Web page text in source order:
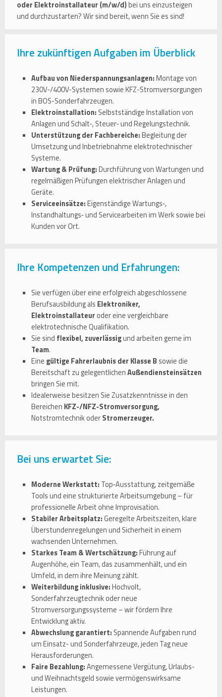
oder Elektroinstallateur (m/w/d)bei uns einzusteigen
und durchzustarten? Wir sind bereit, wenn Sie es sind!
Ihre zukünftigen Aufgaben im Überblick
Aufbau von Niederspannungsanlagen:Montage von
230V-/400V-Systemen sowie KFZ-Stromversorgungen
in BOS-Sonderfahrzeugen.
Elektroinstallation: Selbstständige Installation von
Anlagen und Schalt‑, Steuer‑ und Regelungstechnik.
Unterstützung der Fachbereiche:Begleitung der
Umsetzung und Inbetriebnahme elektrotechnischer
Systeme.
Wartung & Prüfung:Durchführung von Wartungen und
regelmäßigen Prüfungen elektrischer Anlagen und
Geräte.
Serviceeinsätze:Eigenständige Wartungs‑,
Instandhaltungs‑ und Servicearbeiten im Werk sowie bei
Kunden vor Ort.
Ihre Kompetenzen und Erfahrungen:
Sie verfügen über eine erfolgreich abgeschlossene
Berufsausbildung als Elektroniker,
Elektroinstallateur oder eine vergleichbare
elektrotechnische Qualifikation.
Sie sind flexibel, zuverlässigund arbeiten gerne im
Team.
Eine gültige Fahrerlaubnis der Klasse B sowie die
Bereitschaft zu gelegentlichenAußendiensteinsätzen
bringen Sie mit.
Idealerweise besitzen Sie Zusatzkenntnisse in den
Bereichen KFZ-/NFZ-Stromversorgung,
Notstromtechnik oderStromerzeuger.
Bei uns erwartet Sie:
Moderne Werkstatt: Top‑Ausstattung, zeitgemäße
Tools und eine strukturierte Arbeitsumgebung – für
professionelle Arbeit ohne Improvisation.
Stabiler Arbeitsplatz:Geregelte Arbeitszeiten, klare
Überstundenregelungen und Sicherheit in einem
wachsenden Unternehmen.
Starkes Team & Wertschätzung:Führung auf
Augenhöhe, ein Team, das zusammenhält, und ein
Umfeld, in dem ihre Meinung zählt.
Weiterbildung inklusive:Hochvolt,
Sonderfahrzeugtechnik oder neue
Stromversorgungssysteme – wir fördern Ihre
Entwicklung aktiv.
Abwechslung garantiert: Spannende Aufgaben rund
um Einsatz- und Sonderfahrzeuge, jeden Tag neue
Herausforderungen.
Faire Bezahlung:Angemessene Vergütung, Urlaubs-
und Weihnachtsgeld sowie vermögenswirksame
Leistungen.